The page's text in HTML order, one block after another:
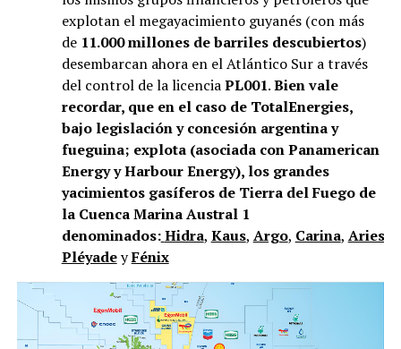
explotan el megayacimiento guyanés (con más
de 11.000 millones de barriles descubiertos)
desembarcan ahora en el Atlántico Sur a través
del control de la licenciaPL001.Bien vale
recordar, que en el caso de TotalEnergies,
bajo legislación y concesión argentina y
fueguina; explota (asociada con Panamerican
Energy y Harbour Energy), los grandes
yacimientos gasíferos de Tierra del Fuego de
la Cuenca Marina Austral 1
denominados:Hidra, Kaus, Argo, Carina, Aries
PléyadeyFénix